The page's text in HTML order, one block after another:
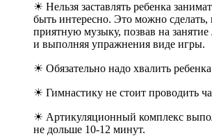
☀ Нельзя заставлять ребенка
быть интересно. Это можно
приятную музыку, позвав на
и выполняя упражнения виде игры.
☀ Обязательно надо хвалить
☀ Гимнастику не стоит проводить
☀ Артикуляционный комплекс
не дольше 10-12 минут.